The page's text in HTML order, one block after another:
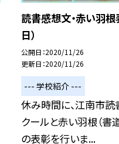
読書感想文・赤い羽
日）
公開日 2020/11/26
更新日 2020/11/26
--- 学校紹介 ---
休み時間に、江南市
クールと赤い羽根（書
の表彰を行いま...